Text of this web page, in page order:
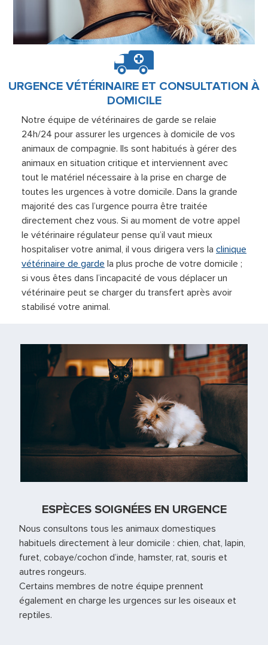
URGENCE VÉTÉRINAIRE ET CONSULTATION À
DOMICILE
Notre équipe de vétérinaires de garde se relaie
24h/24 pour assurer les urgences à domicile de vos
animaux de compagnie. Ils sont habitués à gérer des
animaux en situation critique et interviennent avec
tout le matériel nécessaire à la prise en charge de
toutes les urgences à votre domicile. Dans la grande
majorité des cas l’urgence pourra être traitée
directement chez vous. Si au moment de votre appel
le vétérinaire régulateur pense qu’il vaut mieux
hospitaliser votre animal, il vous dirigera vers la clinique
vétérinaire de garde la plus proche de votre domicile ;
si vous êtes dans l’incapacité de vous déplacer un
vétérinaire peut se charger du transfert après avoir
stabilisé votre animal.
ESPÈCES SOIGNÉES EN URGENCE
Nous consultons tous les animaux domestiques
habituels directement à leur domicile : chien, chat, lapin,
furet, cobaye/cochon d’inde, hamster, rat, souris et
autres rongeurs.
Certains membres de notre équipe prennent
également en charge les urgences sur les oiseaux et
reptiles.